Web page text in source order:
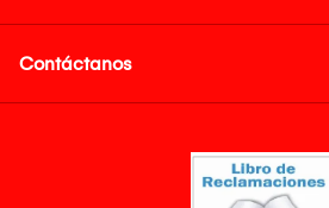
Contáctanos